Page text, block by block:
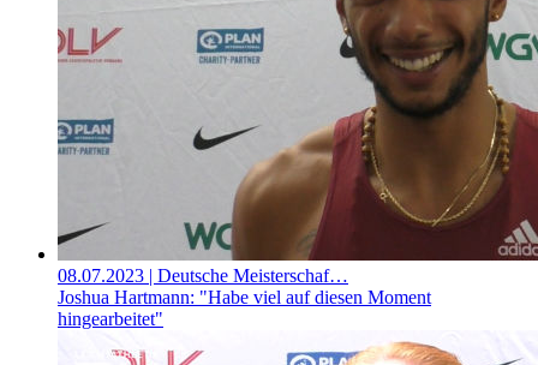
08.07.2023 | Deutsche Meisterschaf…
Joshua Hartmann: "Habe viel auf diesen Moment
hingearbeitet"